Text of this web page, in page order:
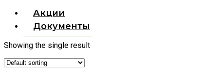
Акции
Документы
Showing the single result